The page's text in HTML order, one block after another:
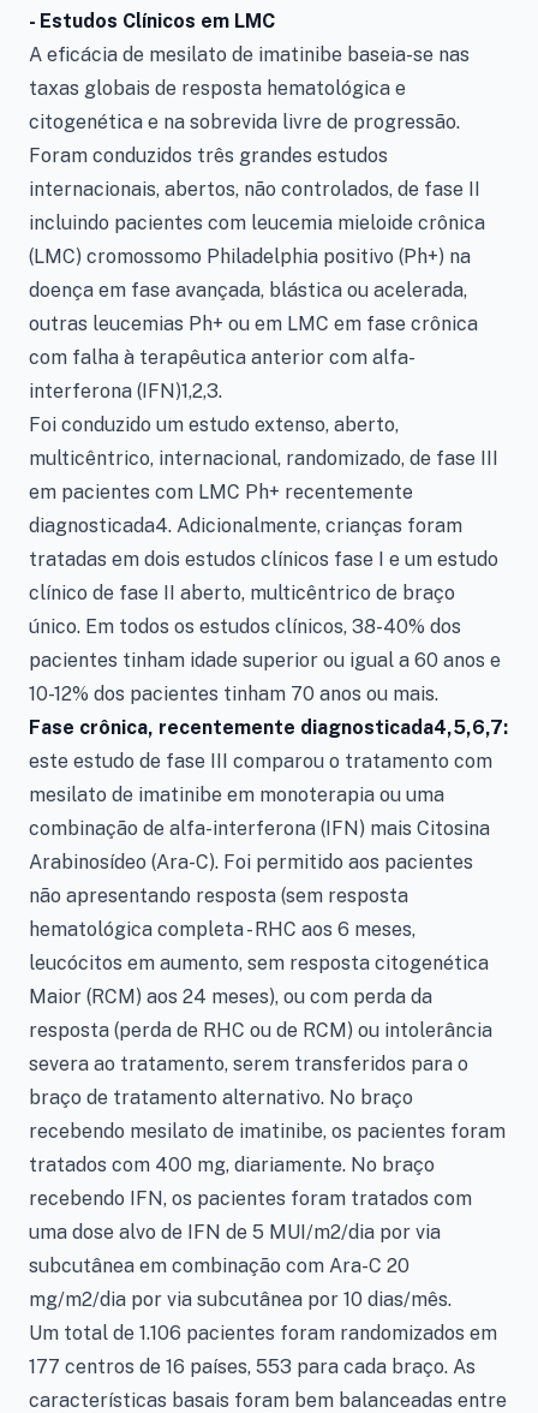
- Estudos Clínicos em LMC
A eficácia de mesilato de imatinibe baseia-se nas
taxas globais de resposta hematológica e
citogenética e na sobrevida livre de progressão.
Foram conduzidos três grandes estudos
internacionais, abertos, não controlados, de fase II
incluindo pacientes com leucemia mieloide crônica
(LMC) cromossomo Philadelphia positivo (Ph+) na
doença em fase avançada, blástica ou acelerada,
outras leucemias Ph+ ou em LMC em fase crônica
com falha à terapêutica anterior com alfa-
interferona (IFN)1,2,3.
Foi conduzido um estudo extenso, aberto,
multicêntrico, internacional, randomizado, de fase III
em pacientes com LMC Ph+ recentemente
diagnosticada4. Adicionalmente, crianças foram
tratadas em dois estudos clínicos fase I e um estudo
clínico de fase II aberto, multicêntrico de braço
único. Em todos os estudos clínicos, 38-40% dos
pacientes tinham idade superior ou igual a 60 anos e
10-12% dos pacientes tinham 70 anos ou mais.
Fase crônica, recentemente diagnosticada4,5,6,7:
este estudo de fase III comparou o tratamento com
mesilato de imatinibe em monoterapia ou uma
combinação de alfa-interferona (IFN) mais Citosina
Arabinosídeo (Ara-C). Foi permitido aos pacientes
não apresentando resposta (sem resposta
hematológica completa - RHC aos 6 meses,
leucócitos em aumento, sem resposta citogenética
Maior (RCM) aos 24 meses), ou com perda da
resposta (perda de RHC ou de RCM) ou intolerância
severa ao tratamento, serem transferidos para o
braço de tratamento alternativo. No braço
recebendo mesilato de imatinibe, os pacientes foram
tratados com 400 mg, diariamente. No braço
recebendo IFN, os pacientes foram tratados com
uma dose alvo de IFN de 5 MUI/m2/dia por via
subcutânea em combinação com Ara-C 20
mg/m2/dia por via subcutânea por 10 dias/mês.
Um total de 1.106 pacientes foram randomizados em
177 centros de 16 países, 553 para cada braço. As
características basais foram bem balanceadas entre